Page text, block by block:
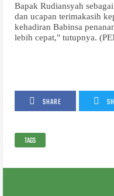
Bapak Rudiansyah
dan ucapan terimakasih
kehadiran Babinsa
lebih cepat," tutupnya.
SHARE
TAGS